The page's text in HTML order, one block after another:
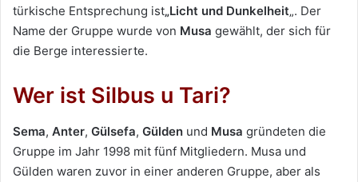
türkische Entsprechung ist„Licht und Dunkelheit„. Der
Name der Gruppe wurde von Musa gewählt, der sich für
die Berge interessierte.
Wer ist Silbus u Tari?
Sema, Anter, Gülsefa, Gülden und Musa gründeten die
Gruppe im Jahr 1998 mit fünf Mitgliedern. Musa und
Gülden waren zuvor in einer anderen Gruppe, aber als